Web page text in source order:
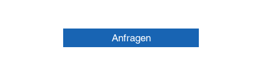
Anfragen